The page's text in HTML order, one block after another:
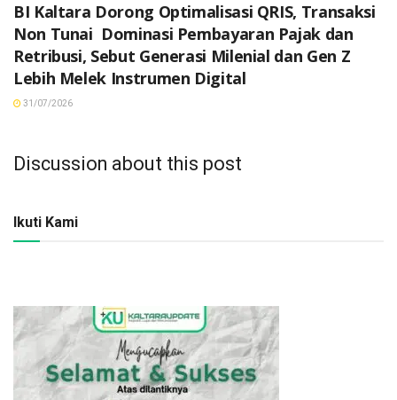
BI Kaltara Dorong Optimalisasi QRIS, Transaksi
Non Tunai Dominasi Pembayaran Pajak dan
Retribusi, Sebut Generasi Milenial dan Gen Z
Lebih Melek Instrumen Digital
31/07/2026
Discussion about this post
Ikuti Kami